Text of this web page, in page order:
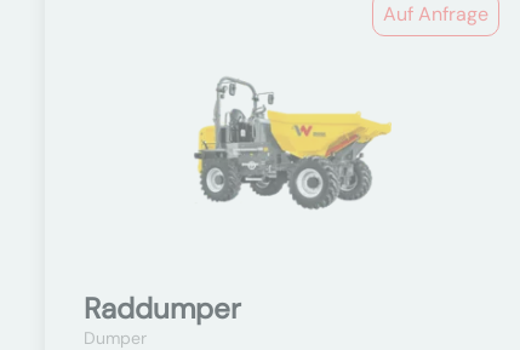
Auf Anfrage
Raddumper
Dumper